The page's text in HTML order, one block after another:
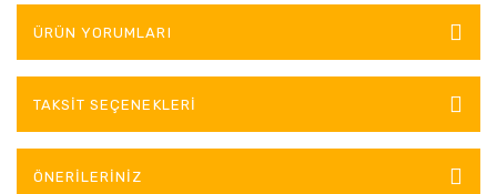
ÜRÜN YORUMLARI
TAKSIT SEÇENEKLERI
ÖNERILERINIZ